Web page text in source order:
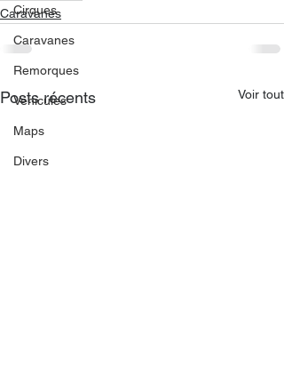
Cirques
Caravanes
Remorques
Véhicules
Maps
Divers
Caravanes
Posts récents Voir tout